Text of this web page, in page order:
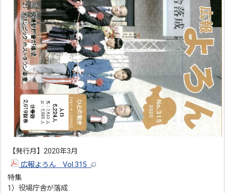
【発行月】2020年3月
広報よろん Vol.315
特集
1）役場庁舎が落成